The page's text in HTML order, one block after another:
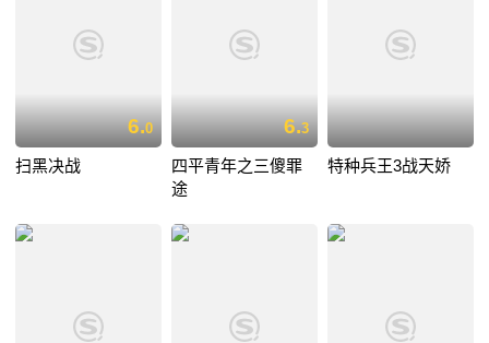
6.0
扫黑决战
6.3
四平青年之三傻罪
途
特种兵王3战天娇